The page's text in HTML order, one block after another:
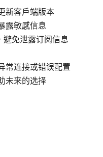
新客户端版本
露敏感信息
避免泄露订阅信息
常连接或错误配置
未来的选择